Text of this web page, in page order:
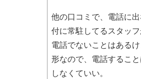
他の口コミで、電話に
付に常駐してるスタッ
電話でないことはある
形なので、電話するこ
しなくていい。